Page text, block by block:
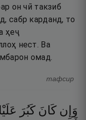
он чӣ такзиб
сабр карданд, то
ҳеҷ
нест. Ва
омад.
тафсир
وَإِن كَانَ كَبُرَ